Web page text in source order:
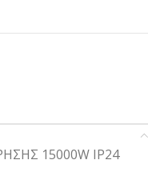
15000W IP24